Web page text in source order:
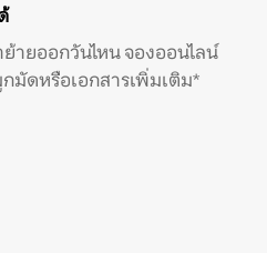
ย้ายออกวันไหน จองออนไลน์
มัดหรือเอกสารเพิ่มเติม*